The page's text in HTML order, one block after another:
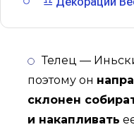
Телец —
поэтому он
склонен
и накапливать